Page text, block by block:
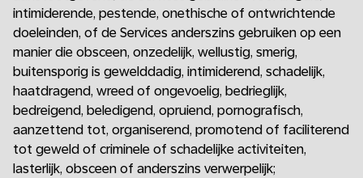
intimiderende, pestende, onethische of ontwrichtende
doeleinden, of de Services anderszins gebruiken op een
manier die obsceen, onzedelijk, wellustig, smerig,
buitensporig is gewelddadig, intimiderend, schadelijk,
haatdragend, wreed of ongevoelig, bedrieglijk,
bedreigend, beledigend, opruiend, pornografisch,
aanzettend tot, organiserend, promotend of faciliterend
tot geweld of criminele of schadelijke activiteiten,
lasterlijk, obsceen of anderszins verwerpelijk;